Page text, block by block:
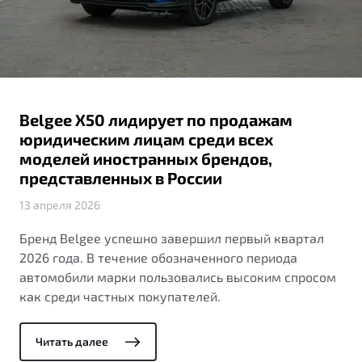
Яркий кроссовер
Обзор В наличии
S50
Элегантный и практичный седан
Автокредит
Страхование
Узнайте о специальных выгодах при покупке
ПОДДЕРЖКА
Belgee Линк
Belgee Плюс
Реферальная программа
Клиентская поддержка
О дилерском центре
Правовая информация
Belgee X50 лидирует по продажам
юридическим лицам среди всех
моделей иностранных брендов,
представленных в России
13 апреля 2026
Бренд Belgee успешно завершил первый квартал
2026 года. В течение обозначенного периода
автомобили марки пользовались высоким спросом
как среди частных покупателей.
Читать далее